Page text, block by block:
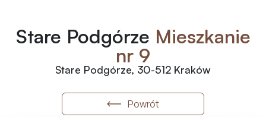
Stare Podgórze Mieszkanie
nr 9
Stare Podgórze, 30-512 Kraków
Powrót